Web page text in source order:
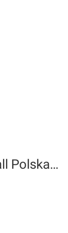
[Żarów] AKS Precision Ball Polska Sp. z o.o.